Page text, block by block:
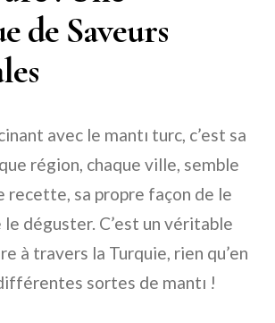
de Saveurs
avec le mantı turc, c’est sa
région, chaque ville, semble
recette, sa propre façon de le
déguster. C’est un véritable
à travers la Turquie, rien qu’en
sortes de mantı !